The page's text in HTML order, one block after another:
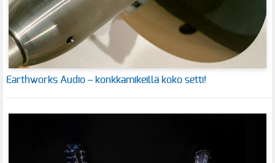
Earthworks Audio – konkkamikeillä koko setti!